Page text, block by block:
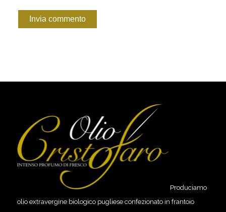
Produciamo
olio extravergine biologico pugliese confezionato in frantoio